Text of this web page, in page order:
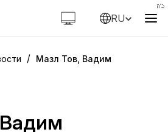
RU
/ Мазл Тов, Вадим